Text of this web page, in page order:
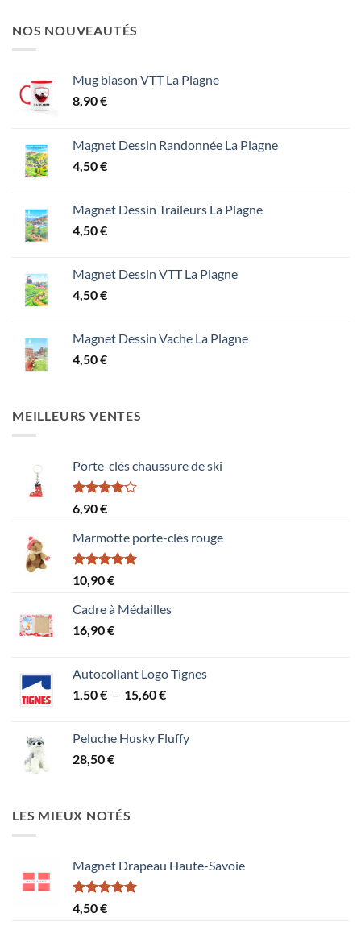
NOS NOUVEAUTÉS
Mug blason VTT La Plagne
8,90€
Magnet Dessin Randonnée La Plagne
4,50€
Magnet Dessin Traileurs La Plagne
4,50€
Magnet Dessin VTT La Plagne
4,50€
Magnet Dessin Vache La Plagne
4,50€
MEILLEURS VENTES
Porte-clés chaussure de ski
Note
4.00
5
6,90€
Marmotte porte-clés rouge
Note5.00
sur 5
10,90€
Cadre à Médailles
16,90€
Autocollant Logo Tignes
1,50€ – 15,60€Plage
1,50 €
Peluche Husky Fluffy
28,50€
LES MIEUX NOTÉS
Magnet Drapeau Haute-Savoie
Note5.00
sur 5
4,50€